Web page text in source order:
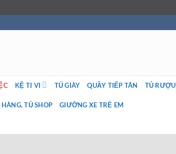
KỆ TI VI TỦ GIÀY QUẦY TIẾP TÂN TỦ RƯỢU
TỦ SHOP GIƯỜNG XE TRẺ EM